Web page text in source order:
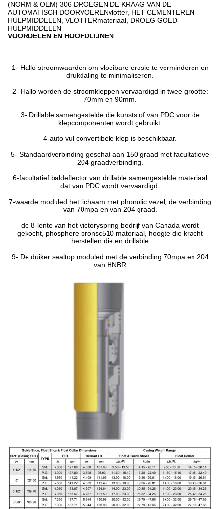
(NORM & OEM) 306 DROEGEN DE KRAAG VAN DE
AUTOMATISCH DOORVOERENvlotter, HET CEMENTEREN
HULPMIDDELEN, VLOTTERmateriaal, DROEG GOED
HULPMIDDELEN
VOORDELEN EN HOOFDLIJNEN
1- Hallo stroomwaarden om vloeibare erosie te verminderen en
drukdaling te minimaliseren.
2- Hallo worden de stroomkleppen vervaardigd in twee grootte:
70mm en 90mm.
3- Drillable samengestelde die kunststof van PDC voor de
klepcomponenten wordt gebruikt.
4-auto vul convertibele klep is beschikbaar.
5- Standaardverbinding geschat aan 150 graad met facultatieve
204 graadverbinding.
6-facultatief baldeflector van drillable samengestelde materiaal
dat van PDC wordt vervaardigd.
7-waarde moduled het lichaam met phonolic vezel, de verbinding
van 70mpa en van 204 graad.
de 8-lente van het victoryspring bedrijf van Canada wordt
gekocht, phosphere bronsc510 materiaal, hoogte die kracht
herstellen die en drillable
9- De duiker sealtop moduled met de verbinding 70mpa en 204
van HNBR